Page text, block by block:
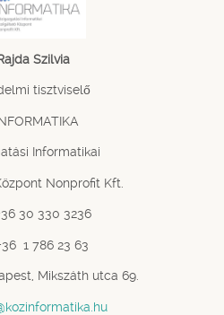
Szilvia
tisztviselő
Informatikai
Nonprofit Kft.
30 330 3236
1 786 23 63
Mikszáth utca 69.